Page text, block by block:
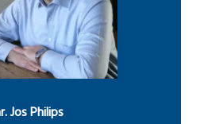
Jos Philips